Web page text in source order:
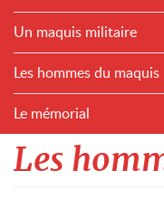
Un maquis militaire
Les hommes du maquis
Le mémorial
Les